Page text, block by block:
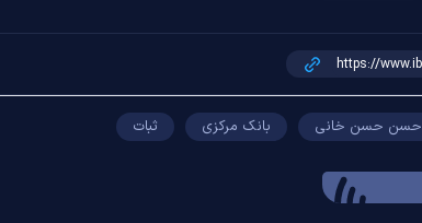
حسن حسن خانی بانک مرکزی ثبات